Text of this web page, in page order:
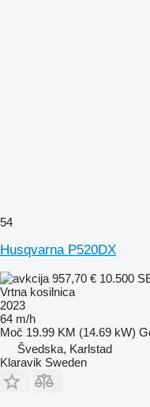
54
Husqvarna P520DX
957,70 € 10.500
Vrtna kosilnica
2023
64 m/h
Moč 19.99 KM (14.69 kW)
Švedska, Karlstad
Klaravik Sweden